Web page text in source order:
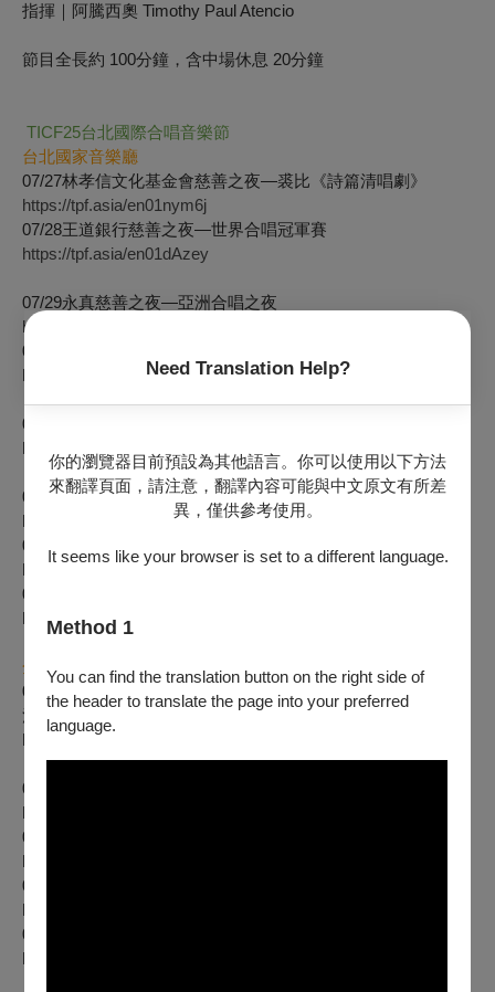
Need Translation Help?
你的瀏覽器目前預設為其他語言。你可以使用以下方法
來翻譯頁面，請注意，翻譯內容可能與中文原文有所差
異，僅供參考使用。
It seems like your browser is set to a different language.
Method 1
You can find the translation button on the right side of
the header to translate the page into your preferred
language.
指揮｜阿騰西奧 Timothy Paul Atencio
節目全長約 100分鐘，含中場休息 20分鐘
TICF25台北國際合唱音樂節
台北國家音樂廳
07/27林孝信文化基金會慈善之夜—裘比《詩篇清唱劇》
https://tpf.asia/en01nym6j
07/28王道銀行慈善之夜—世界合唱冠軍賽
https://tpf.asia/en01dAzey
07/29永真慈善之夜—亞洲合唱之夜
https://tpf.asia/en01X3QVr
07/30斯洛維尼亞 聖史坦尼斯拉夫少女合唱團
https://tpf.asia/en01xmYvi
07/31印尼 聖安琪合唱團
https://tpf.asia/en01hmYjq
08/01王道銀行集團慈善之夜—台北國際合唱大賽：大獎賽
https://tpf.asia/en01CmYjm
08/02美國 鹽湖城藝術家合唱團
https://tpf.asia/en01YVFnm
08/03英業達慈善音樂會—韓德爾《彌賽亞》（選曲）
https://tpf.asia/en01liM32
全台巡演場
07/26【宜蘭巡演】林孝信文化基金會慈善之夜—裘比《詩篇
清唱劇》世界首演
https://tpf.asia/en01ANVJj
07/27【南投巡演】美國 鹽湖城藝術家合唱團
07/29【屏東巡演】斯洛維尼亞 聖史坦尼斯拉夫少女合唱團
07/30【台南巡演】菲律賓 民答那峨大學合唱團
07/31【嘉義巡演】美國 鹽湖城藝術家合唱團